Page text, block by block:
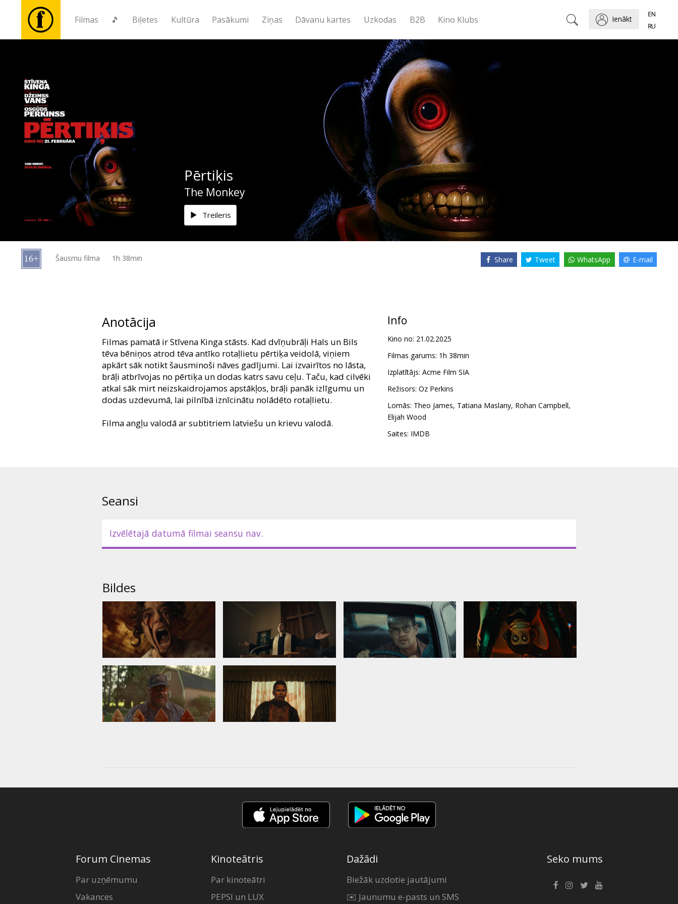
Filmas 🎵 Biļetes Kultūra Pasākumi Ziņas Dāvanu kartes Uzkodas B2B Kino Klubs Ienākt
🎵
Biļetes
Kultūra
Pasākumi
kartes
Pērtiķis
The Monkey
Treileris
Šausmu filma 1h 38min Share Tweet WhatsApp E-mail
Anotācija
Filmas pamatā ir Stīvena Kinga stāsts. Kad dvīņubrāļi Hals un Bils
tēva bēniņos atrod tēva antīko rotaļlietu pērtiķa veidolā, viņiem
apkārt sāk notikt šausminoši nāves gadījumi. Lai izvairītos no lāsta,
brāļi atbrīvojas no pērtiķa un dodas katrs savu ceļu. Taču, kad cilvēki
atkal sāk mirt neizskaidrojamos apstākļos, brāļi panāk izlīgumu un
dodas uzdevumā, lai pilnībā iznīcinātu nolādēto rotaļlietu.
Filma angļu valodā ar subtitriem latviešu un krievu valodā.
Info
Kino no: 21.02.2025
Filmas garums: 1h 38min
Izplatītājs: Acme Film SIA
Režisors: Oz Perkins
Lomās: Theo James, Tatiana Maslany, Rohan Campbell,
Elijah Wood
Saites: IMDB
Seansi
Izvēlētajā datumā filmai seansu nav.
Bildes
Forum Cinemas
Par uzņēmumu
Vakances
Kinoteātris
Par kinoteātri
PEPSI un LUX
Dažādi
Biežāk uzdotie jautājumi
✉️ Jaunumu e-pasts un SMS
Seko mums